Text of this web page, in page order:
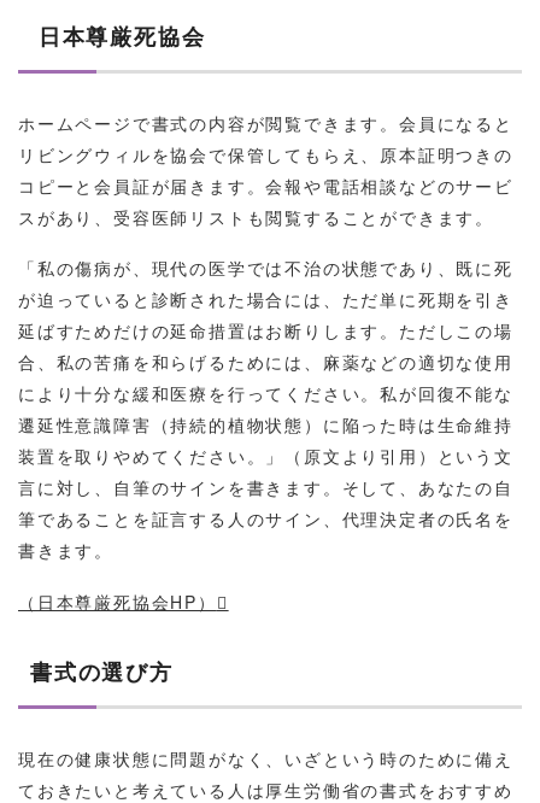
日本尊厳死協会
ホームページで書式の内容が閲覧できます。会員になると
リビングウィルを協会で保管してもらえ、原本証明つきの
コピーと会員証が届きます。会報や電話相談などのサービ
スがあり、受容医師リストも閲覧することができます。
「私の傷病が、現代の医学では不治の状態であり、既に死
が迫っていると診断された場合には、ただ単に死期を引き
延ばすためだけの延命措置はお断りします。ただしこの場
合、私の苦痛を和らげるためには、麻薬などの適切な使用
により十分な緩和医療を行ってください。私が回復不能な
遷延性意識障害（持続的植物状態）に陥った時は生命維持
装置を取りやめてください。」（原文より引用）という文
言に対し、自筆のサインを書きます。そして、あなたの自
筆であることを証言する人のサイン、代理決定者の氏名を
書きます。
（日本尊厳死協会HP）
書式の選び方
現在の健康状態に問題がなく、いざという時のために備え
ておきたいと考えている人は厚生労働省の書式をおすすめ